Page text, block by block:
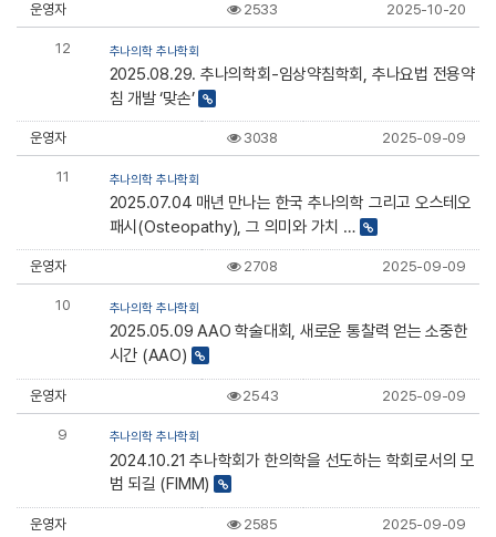
운영자 2533 2025-10-20
12 추나의학 추나학회
2025.08.29. 추나의학회-임상약침학회, 추나요법 전용약
침 개발 ‘맞손’
운영자 3038 2025-09-09
11 추나의학 추나학회
2025.07.04 매년 만나는 한국 추나의학 그리고 오스테오
패시(Osteopathy), 그 의미와 가치 …
운영자 2708 2025-09-09
10 추나의학 추나학회
2025.05.09 AAO 학술대회, 새로운 통찰력 얻는 소중한
시간 (AAO)
운영자 2543 2025-09-09
9 추나의학 추나학회
2024.10.21 추나학회가 한의학을 선도하는 학회로서의 모
범 되길 (FIMM)
운영자 2585 2025-09-09